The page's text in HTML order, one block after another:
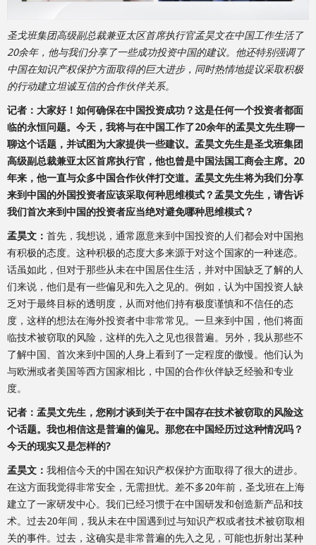
圣戈班集团高级副总裁兼亚太区首席执行官孟昊文在中国工作生活了
20余年，他与我们分享了一些成功投资中国的建议。他还特别强调了
中国在知识产权保护方面取得的巨大进步，同时热情地提议采取积极
的行动建立坦诚互信的合作伙伴关系。
记者：大家好！如何确保在中国投资成功？这是任何一个投资者都面
临的永恒问题。今天，我将与在中国工作了20余年的孟昊文先生聊一
聊这个话题，并试图为大家提供一些建议。孟昊文先生是圣戈班集团
高级副总裁兼亚太区首席执行官，他也曾是中国法国工商会主席。20
年来，他一直与众多中国合作伙伴打交道。孟昊文先生将为我们分享
来到中国的外国投资者应该采取何种思维模式？孟昊文先生，请告诉
我们首次来到中国的投资者应当绝对避免哪种思维模式？
孟昊文： 首先，我想说，通常愿意来到中国投资的人们都会对中国抱
有积极的态度。这种积极的态度大多来源于对这个国家的一种迷恋。
话虽如此，但对于那些从未在中国居住生活，并对中国缺乏了解的人
们来说，他们是有一些偏见和先入之见的。例如，认为中国投资人缺
乏对于最终目标的透明度，从而对他们持有极度谨慎和不信任的态
度，这样的想法在海外投资者中非常常见。一旦来到中国，他们将面
临技术被窃取的风险，这样的先入之见也很普遍。另外，我从那些不
了解中国、首次来到中国的人身上看到了一定程度的傲慢。他们认为
与欧洲或者美国等西方国家相比，中国的合作伙伴缺乏经验和专业
度。
记者：孟昊文先生，您刚才谈到关于在中国存在技术被窃取的风险这
个话题。我也相信这是普遍的偏见。那您在中国经历过这种情况吗？
今天的现实又是怎样的?
孟昊文： 我相信今天的中国在知识产权保护方面取得了很大的进步。
在这方面我觉得非常安全，无需担忧。差不多20年前，圣戈班在上海
建立了一家研发中心。我们已经习惯于在中国研发和创造新产品和技
术。过去20年间，我从未在中国遇到过与知识产权或者技术被窃取相
关的事件。过去，这确实是非常普遍的先入之见，可能也折射出某种